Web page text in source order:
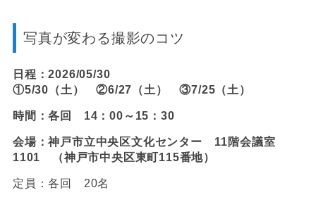
写真が変わる撮影のコツ
日程：2026/05/30
①5/30（土） ②6/27（土） ③7/25（土）
時間：各回 14：00～15：30
会場：神戸市立中央区文化センター 11階会議室
1101 （神戸市中央区東町115番地）
定員：各回 20名